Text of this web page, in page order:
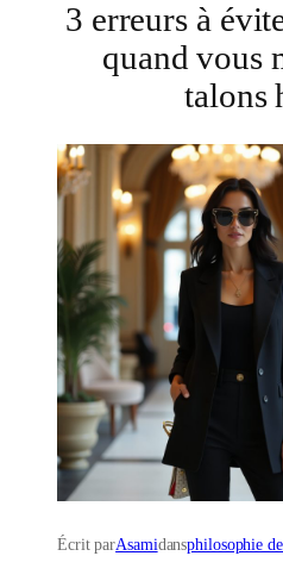
3 erreurs à
quand vous
talons
Écrit parAsamidansphilosophie